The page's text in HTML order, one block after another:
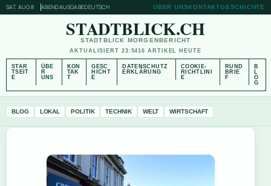
SAT, AUG 8 ABENDAUSGABEDEUTSCH ÜBER UNSKONTAKTGESCHICHTE
STADTBLICK.CH
STADTBLICK MORGENBERICHT
AKTUALISIERT 23:5416 ARTIKEL HEUTE
STAR
TSEIT
E
ÜBE
R
UNS
KON
TAK
T
GESC
HICHT
E
DATENSCHUTZ
ERKLÄRUNG
COOKIE-
RICHTLINI
E
RUND
BRIE
F
B
L
O
G
BLOG LOKAL POLITIK TECHNIK WELT WIRTSCHAFT